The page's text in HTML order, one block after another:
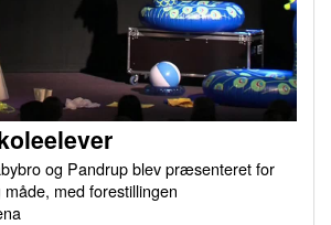
og Pandrup blev præsenteret for
med forestillingen